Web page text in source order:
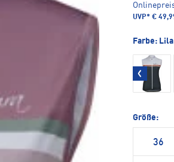
UVP* €
Farbe: Lila
Größe:
36